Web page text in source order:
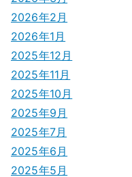
2026年2月
2026年1月
2025年12月
2025年11月
2025年10月
2025年9月
2025年7月
2025年6月
2025年5月